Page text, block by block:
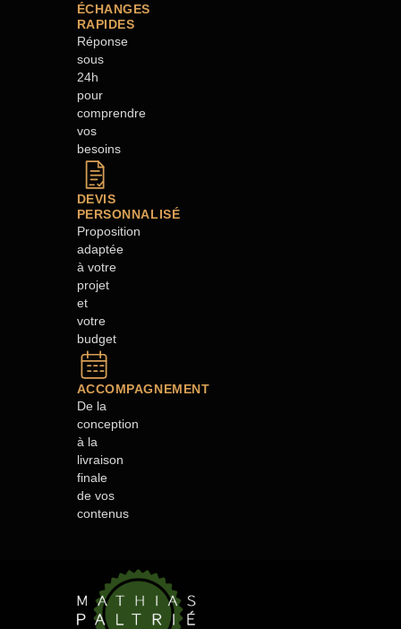
ÉCHANGES
RAPIDES
Réponse
sous
24h
pour
comprendre
vos
besoins
DEVIS
PERSONNALISÉ
Proposition
adaptée
à votre
projet
et
votre
budget
ACCOMPAGNEMENT
De la
conception
à la
livraison
finale
de vos
contenus